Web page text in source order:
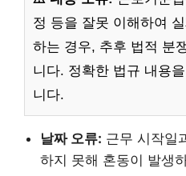
정 등을 잘못 이해하여
하는 경우, 추후 법적 분
니다. 정확한 법규 내용
니다.
날짜 오류: 근무 시작일
하지 못해 혼동이 발생